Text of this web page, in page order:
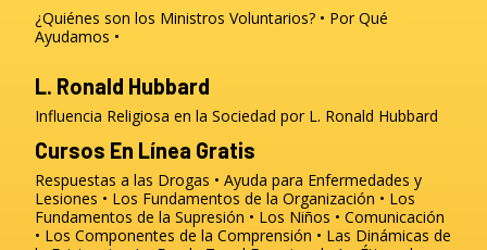
¿Quiénes son los Ministros Voluntarios?
Por Qué
Ayudamos
L. Ronald Hubbard
Influencia Religiosa en la Sociedad por L. Ronald Hubbard
Cursos En Línea Gratis
Respuestas a las Drogas
Ayuda para Enfermedades y
Lesiones
Los Fundamentos de la Organización
Los
Fundamentos de la Supresión
Los Niños
Comunicación
Los Componentes de la Comprensión
Las Dinámicas de